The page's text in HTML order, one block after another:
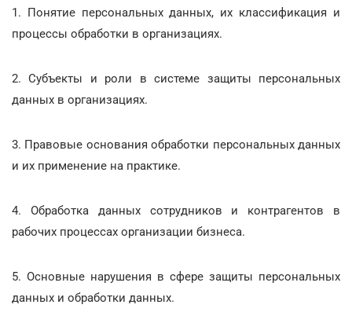
1. Понятие персональных данных, их классификация и
процессы обработки в организациях.
2. Субъекты и роли в системе защиты персональных
данных в организациях.
3. Правовые основания обработки персональных данных
и их применение на практике.
4. Обработка данных сотрудников и контрагентов в
рабочих процессах организации бизнеса.
5. Основные нарушения в сфере защиты персональных
данных и обработки данных.